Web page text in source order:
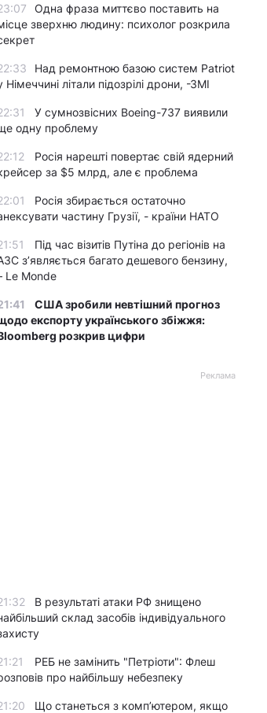
Одна фраза миттєво поставить на
зверхню людину: психолог розкрила
Над ремонтною базою систем Patriot
Німеччині літали підозрілі дрони, -ЗМІ
У сумнозвісних Boeing-737 виявили
одну проблему
Росія нарешті повертає свій ядерний
за $5 млрд, але є проблема
Росія збирається остаточно
частину Грузії, - країни НАТО
Під час візитів Путіна до регіонів на
з’являється багато дешевого бензину,
Le Monde
США зробили невтішний прогноз
експорту українського збіжжя:
розкрив цифри
Реклама
В результаті атаки РФ знищено
склад засобів індивідуального
РЕБ не замінить "Петріоти": Флеш
про найбільшу небезпеку
Що станеться з комп’ютером, якщо